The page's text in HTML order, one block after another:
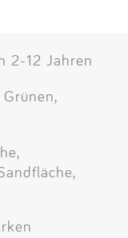
2-12 Jahren